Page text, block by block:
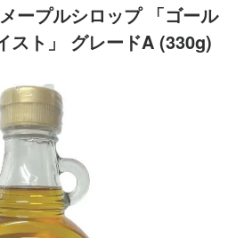
ープルシロップ 「ゴール
スト」 グレードA (330g)